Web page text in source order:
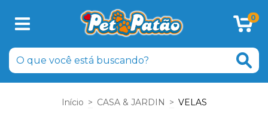
0
Início > CASA & JARDIN > VELAS